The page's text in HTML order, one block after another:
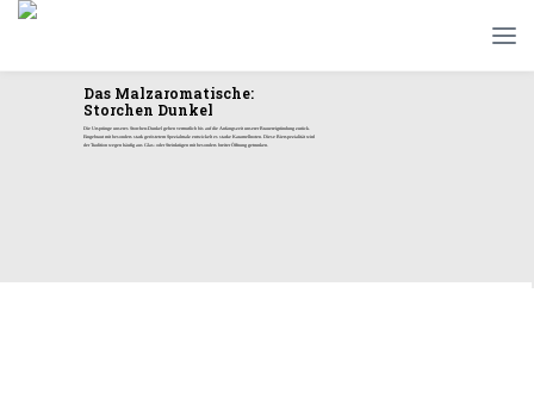
Die Ursprünge unseres Storchen-Dunkel gehen vermutlich bis auf die Anfangszeit unserer Brauereigründung zurück.
Eingebraut mit besonders stark geröstetem Spezialmalz entwickelt es starke Karamellnoten. Diese Bierspezialität wird
der Tradition wegen häufig aus Glas- oder Steinkrügen mit besonders breiter Öffnung getrunken.
Das Malzaromatische:
Storchen Dunkel